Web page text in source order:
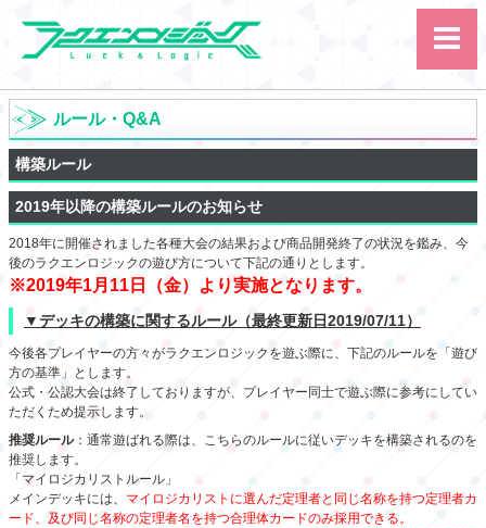
サイト内検索
カード ルール
ルール・Q&A
構築ルール
2019年以降の構築ルールのお知らせ
2018年に開催されました各種大会の結果および商品開発終了の状況を鑑み、今
後のラクエンロジックの遊び方について下記の通りとします。
※2019年1月11日（金）より実施となります。
▼デッキの構築に関するルール（最終更新日2019/07/11）
今後各プレイヤーの方々がラクエンロジックを遊ぶ際に、下記のルールを「遊び
方の基準」とします。
公式・公認大会は終了しておりますが、プレイヤー同士で遊ぶ際に参考にしてい
ただくため提示します。
推奨ルール：通常遊ばれる際は、こちらのルールに従いデッキを構築されるのを
推奨します。
「マイロジカリストルール」
メインデッキには、 マイロジカリストに選んだ定理者と同じ名称を持つ定理者カ
ード、及び同じ名称の定理者名を持つ合理体カードのみ採用できる。